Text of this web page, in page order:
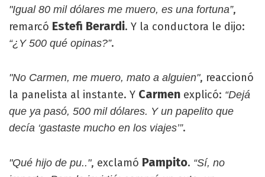
"Igual 80 mil dólares me muero, es una fortuna”,
remarcó Estefi Berardi. Y la conductora le dijo:
“¿Y 500 qué opinas?”.
"No Carmen, me muero, mato a alguien", reaccionó
la panelista al instante. Y Carmen explicó: “Dejá
que ya pasó, 500 mil dólares. Y un papelito que
decía ‘gastaste mucho en los viajes’”.
"Qué hijo de pu..", exclamó Pampito. “Sí, no